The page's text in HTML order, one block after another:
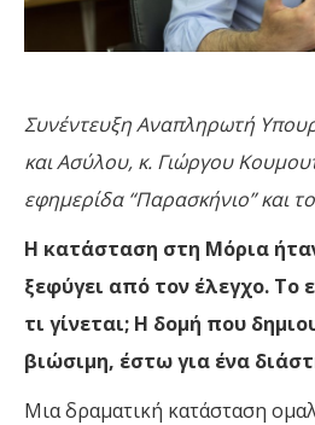
Συνέντευξη Αναπληρωτή
και Ασύλου, κ. Γιώργου
εφημερίδα “Παρασκήνιο” και
Η κατάσταση στη Μόρια
ξεφύγει από τον έλεγχο. Το
τι γίνεται; Η δομή που
βιώσιμη, έστω για ένα
Μια δραματική κατάσταση